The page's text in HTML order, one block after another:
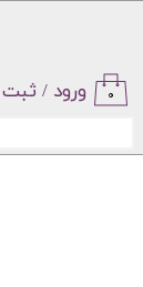
ورود / ثبت ۰